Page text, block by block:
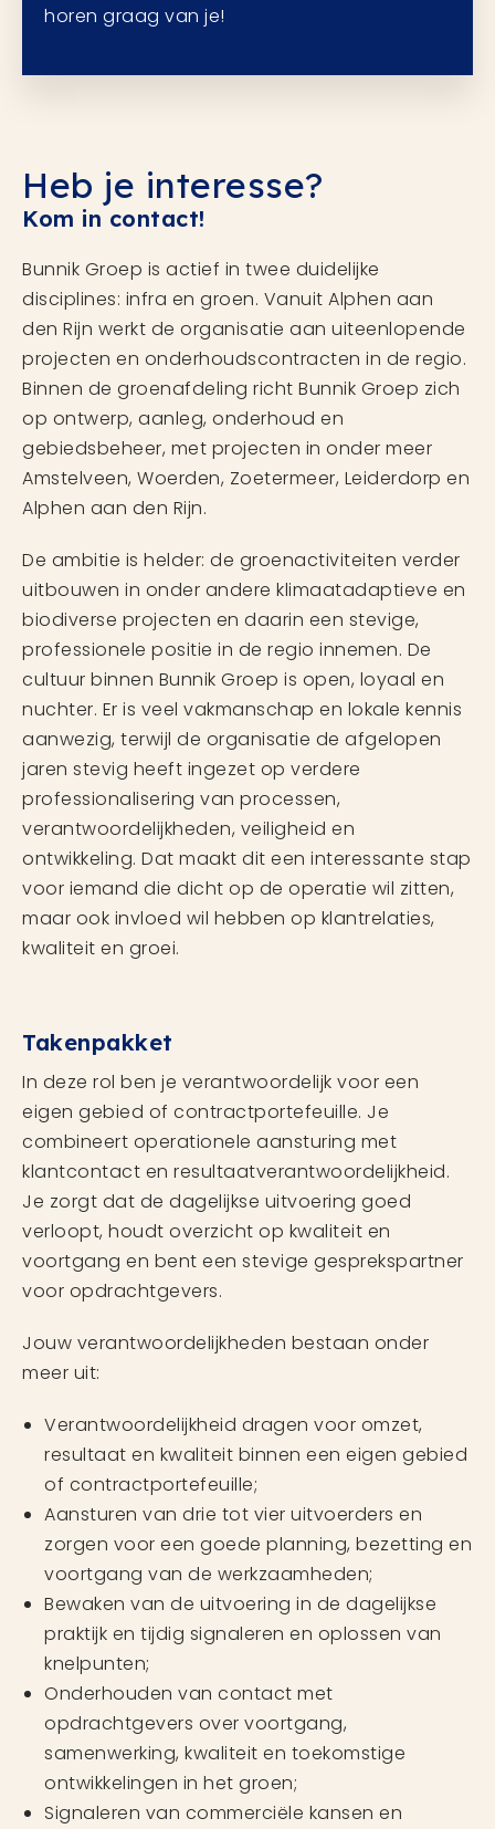
horen graag van je!
Heb je interesse?
Kom in contact!
Bunnik Groep is actief in twee duidelijke
disciplines: infra en groen. Vanuit Alphen aan
den Rijn werkt de organisatie aan uiteenlopende
projecten en onderhoudscontracten in de regio.
Binnen de groenafdeling richt Bunnik Groep zich
op ontwerp, aanleg, onderhoud en
gebiedsbeheer, met projecten in onder meer
Amstelveen, Woerden, Zoetermeer, Leiderdorp en
Alphen aan den Rijn.
De ambitie is helder: de groenactiviteiten verder
uitbouwen in onder andere klimaatadaptieve en
biodiverse projecten en daarin een stevige,
professionele positie in de regio innemen. De
cultuur binnen Bunnik Groep is open, loyaal en
nuchter. Er is veel vakmanschap en lokale kennis
aanwezig, terwijl de organisatie de afgelopen
jaren stevig heeft ingezet op verdere
professionalisering van processen,
verantwoordelijkheden, veiligheid en
ontwikkeling. Dat maakt dit een interessante stap
voor iemand die dicht op de operatie wil zitten,
maar ook invloed wil hebben op klantrelaties,
kwaliteit en groei.
Takenpakket
In deze rol ben je verantwoordelijk voor een
eigen gebied of contractportefeuille. Je
combineert operationele aansturing met
klantcontact en resultaatverantwoordelijkheid.
Je zorgt dat de dagelijkse uitvoering goed
verloopt, houdt overzicht op kwaliteit en
voortgang en bent een stevige gesprekspartner
voor opdrachtgevers.
Jouw verantwoordelijkheden bestaan onder
meer uit:
Verantwoordelijkheid dragen voor omzet,
resultaat en kwaliteit binnen een eigen gebied
of contractportefeuille;
Aansturen van drie tot vier uitvoerders en
zorgen voor een goede planning, bezetting en
voortgang van de werkzaamheden;
Bewaken van de uitvoering in de dagelijkse
praktijk en tijdig signaleren en oplossen van
knelpunten;
Onderhouden van contact met
opdrachtgevers over voortgang,
samenwerking, kwaliteit en toekomstige
ontwikkelingen in het groen;
Signaleren van commerciële kansen en